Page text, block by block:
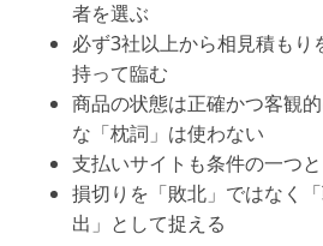
者を選ぶ
必ず3社以上から相見積もり
持って臨む
商品の状態は正確かつ客観
な「枕詞」は使わない
支払いサイトも条件の一つ
損切りを「敗北」ではなく
出」として捉える